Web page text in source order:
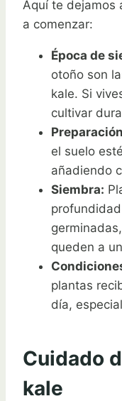
Aquí te dejamos
a comenzar:
Época de
otoño son
kale. Si
cultivar
el suelo
añadiendo
Siembra:
queden a
plantas
día,
Cuidado
kale